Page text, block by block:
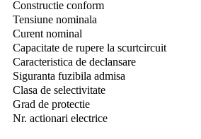
Constructie conform
Tensiune nominala
Curent nominal
Capacitate de rupere la scurtcircuit
Caracteristica de declansare
Siguranta fuzibila admisa
Clasa de selectivitate
Grad de protectie
Nr. actionari electrice